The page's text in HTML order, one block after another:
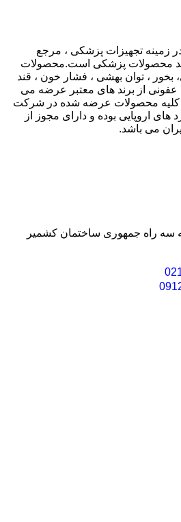
زمینه تجهیزات پزشکی ، مرجع
محصولات پزشکی است.محصولات
بخور ، توان بهشی ، فشار خون ، قند
از برند های معتبر عرضه می
کلیه محصولات عرضه شده در شرکت
های اروپایی بوده و دارای مجوز از
می باشد.
سه راه جمهوری ساختمان کشمیر